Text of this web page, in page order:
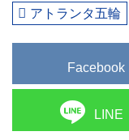
アトランタ五輪
Facebook
LINE